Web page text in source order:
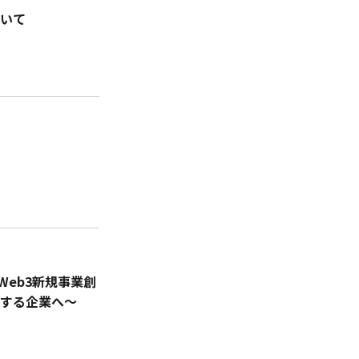
て
新規事業創
る企業へ〜